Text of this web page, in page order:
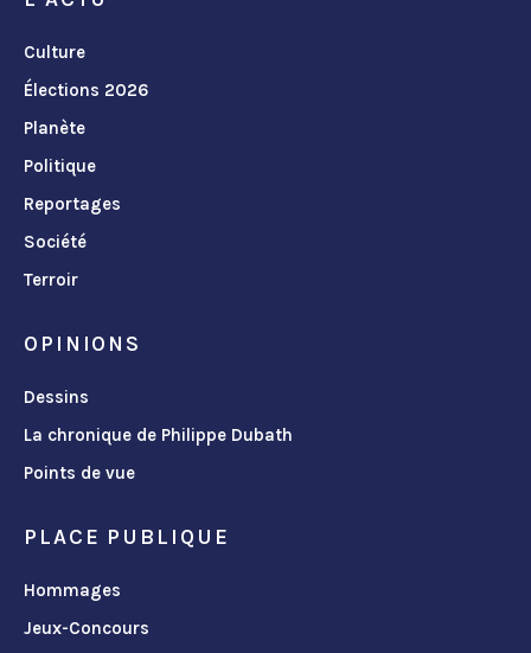
Culture
Élections 2026
Planète
Politique
Reportages
Société
Terroir
OPINIONS
Dessins
La chronique de Philippe Dubath
Points de vue
PLACE PUBLIQUE
Hommages
Jeux-Concours